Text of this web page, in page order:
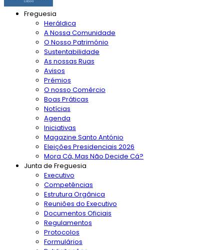
Freguesia
Heráldica
A Nossa Comunidade
O Nosso Património
Sustentabilidade
As nossas Ruas
Avisos
Prémios
O nosso Comércio
Boas Práticas
Notícias
Agenda
Iniciativas
Magazine Santo António
Eleições Presidenciais 2026
Mora Cá, Mas Não Decide Cá?
Junta de Freguesia
Executivo
Competências
Estrutura Orgânica
Reuniões do Executivo
Documentos Oficiais
Regulamentos
Protocolos
Formulários